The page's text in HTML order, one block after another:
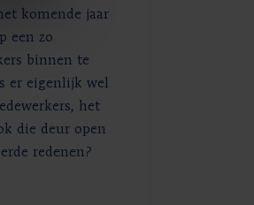
komende jaar
een zo
binnen te
er eigenlijk wel
het
die deur open
redenen?